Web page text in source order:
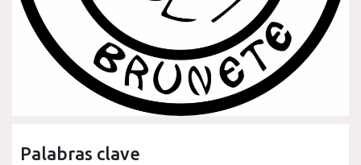
Palabras clave